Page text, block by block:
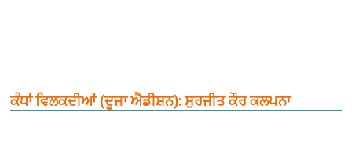
ਕੰਧਾਂ ਵਿਲਕਦੀਆਂ (ਦੂਜਾ ਐਡੀਸ਼ਨ): ਸੁਰਜੀਤ ਕੌਰ ਕਲਪਨਾ